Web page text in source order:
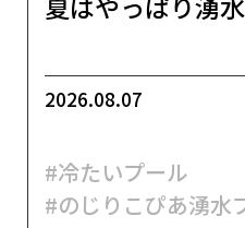
2026.08.07
#冷たいプール
#のじりこぴあ湧水